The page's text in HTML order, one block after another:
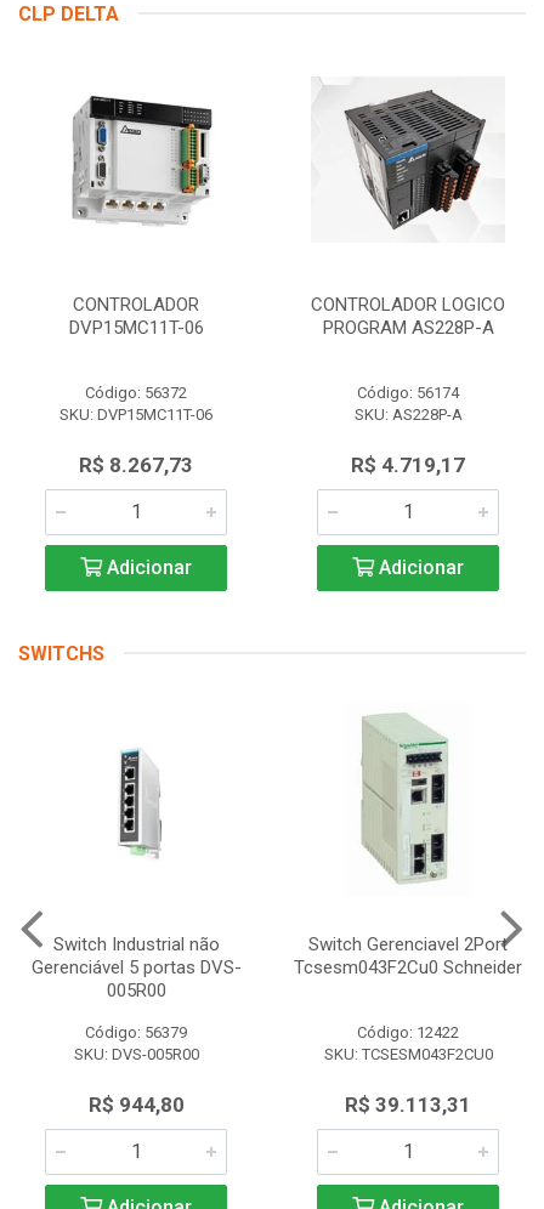
CLP DELTA
CONTROLADOR
DVP15MC11T-06
Código: 56372
SKU: DVP15MC11T-06
R$ 8.267,73
Adicionar
CONTROLADOR LOGICO
PROGRAM AS228P-A
Código: 56174
SKU: AS228P-A
R$ 4.719,17
Adicionar
SWITCHS
Switch Industrial não
Gerenciável 5 portas DVS-
005R00
Código: 56379
SKU: DVS-005R00
R$ 944,80
Switch Gerenciavel 2Port
Tcsesm043F2Cu0 Schneider
Código: 12422
SKU: TCSESM043F2CU0
R$ 39.113,31